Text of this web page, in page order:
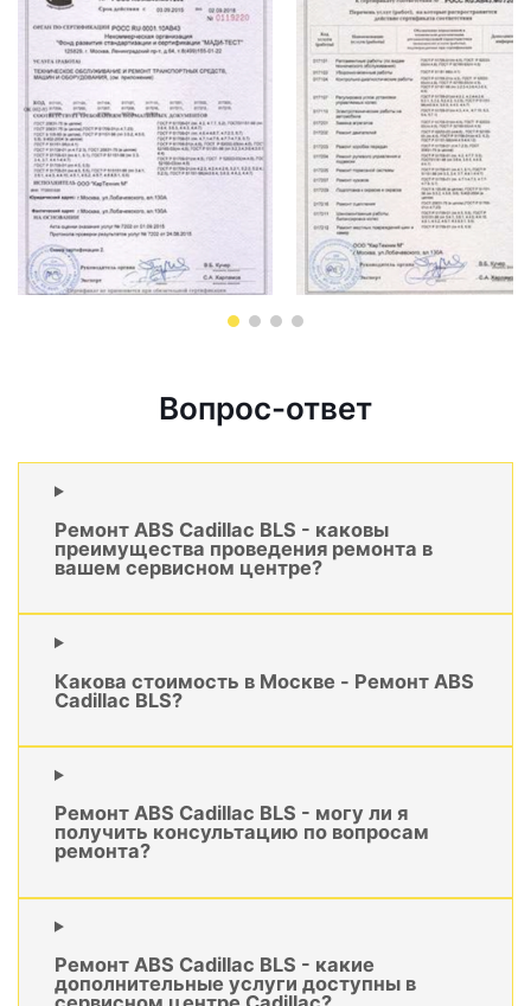
Вопрос-ответ
Ремонт ABS Cadillac BLS - каковы
преимущества проведения ремонта в
вашем сервисном центре?
Какова стоимость в Москве - Ремонт ABS
Cadillac BLS?
Ремонт ABS Cadillac BLS - могу ли я
получить консультацию по вопросам
ремонта?
Ремонт ABS Cadillac BLS - какие
дополнительные услуги доступны в